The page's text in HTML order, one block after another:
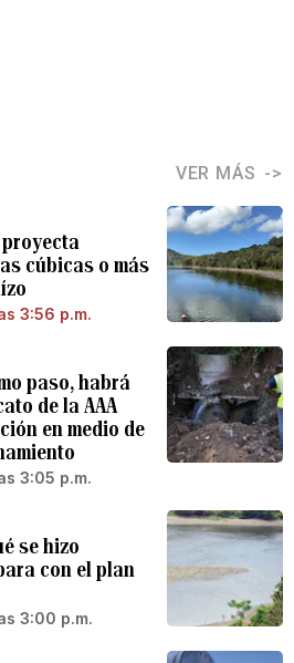
VER MÁS
proyecta
cúbicas o más
3:56 p.m.
paso, habrá
de la AAA
en medio de
3:05 p.m.
se hizo
con el plan
3:00 p.m.